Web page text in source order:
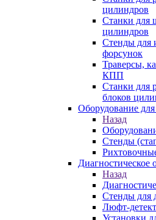
цилиндров
Станки для
цилиндров
Стенды для
форсунок
Траверсы,
КПП
Станки для
блоков
Оборудование
Назад
Стенды
Диагностическое
Назад
Стенды для
Люфт-
Установки